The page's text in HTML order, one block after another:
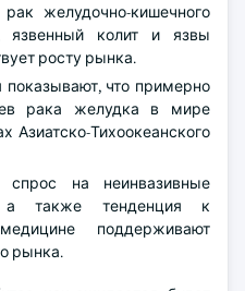
желудочно-кишечного
язвенный колит и язвы
росту рынка.
что примерно
рака желудка в мире
Азиатско-Тихоокеанского
на неинвазивные
а также тенденция к
поддерживают
рынка.